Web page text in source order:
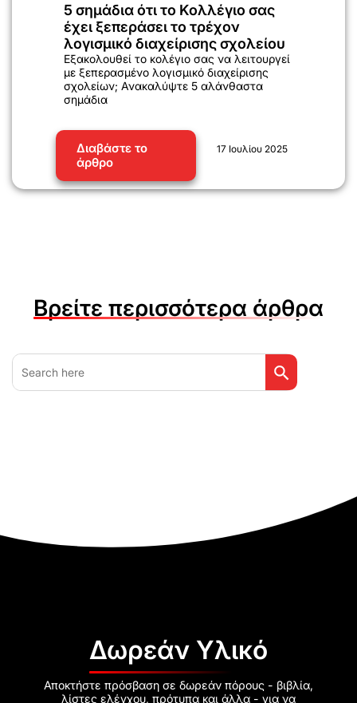
5 σημάδια ότι το Κολλέγιο σας
έχει ξεπεράσει το τρέχον
λογισμικό διαχείρισης σχολείου
Εξακολουθεί το κολέγιο σας να λειτουργεί
με ξεπερασμένο λογισμικό διαχείρισης
σχολείων; Ανακαλύψτε 5 αλάνθαστα
σημάδια
Διαβάστε το
άρθρο
17 Ιουλίου 2025
Βρείτε περισσότερα άρθρα
Search
for:
Search Button
Δωρεάν Υλικό
Αποκτήστε πρόσβαση σε δωρεάν πόρους - βιβλία,
λίστες ελέγχου, πρότυπα και άλλα - για να